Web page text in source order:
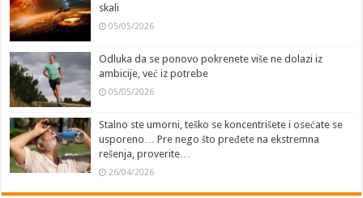
skali
05/05/2026
Odluka da se ponovo pokrenete više ne dolazi iz
ambicije, već iz potrebe
05/05/2026
Stalno ste umorni, teško se koncentrišete i osećate se
usporeno… Pre nego što pređete na ekstremna
rešenja, proverite…
26/04/2026